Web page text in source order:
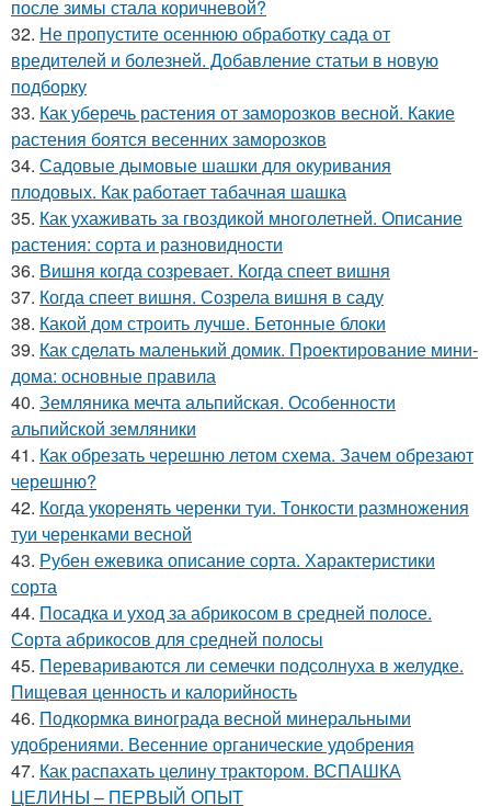
после зимы стала коричневой?
32. Не пропустите осеннюю обработку сада от
вредителей и болезней. Добавление статьи в новую
подборку
33. Как уберечь растения от заморозков весной. Какие
растения боятся весенних заморозков
34. Садовые дымовые шашки для окуривания
плодовых. Как работает табачная шашка
35. Как ухаживать за гвоздикой многолетней. Описание
растения: сорта и разновидности
36. Вишня когда созревает. Когда спеет вишня
37. Когда спеет вишня. Созрела вишня в саду
38. Какой дом строить лучше. Бетонные блоки
39. Как сделать маленький домик. Проектирование мини-
дома: основные правила
40. Земляника мечта альпийская. Особенности
альпийской земляники
41. Как обрезать черешню летом схема. Зачем обрезают
черешню?
42. Когда укоренять черенки туи. Тонкости размножения
туи черенками весной
43. Рубен ежевика описание сорта. Характеристики
сорта
44. Посадка и уход за абрикосом в средней полосе.
Сорта абрикосов для средней полосы
45. Перевариваются ли семечки подсолнуха в желудке.
Пищевая ценность и калорийность
46. Подкормка винограда весной минеральными
удобрениями. Весенние органические удобрения
47. Как распахать целину трактором. ВСПАШКА
ЦЕЛИНЫ – ПЕРВЫЙ ОПЫТ